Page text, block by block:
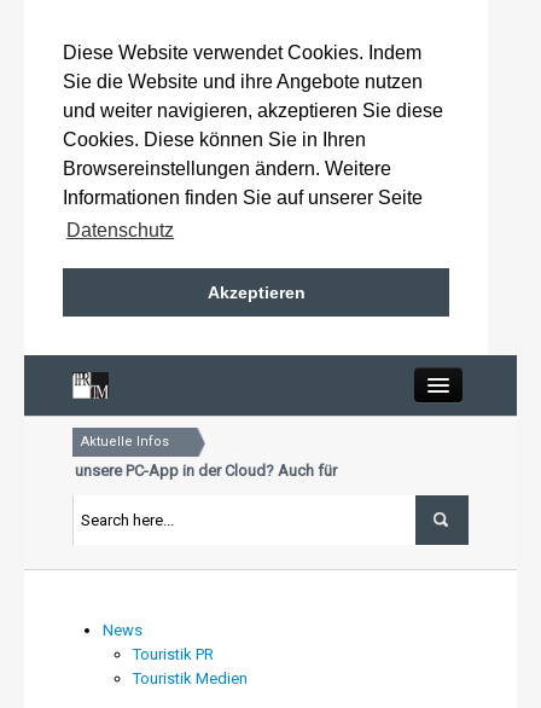
Diese Website verwendet Cookies. Indem
Sie die Website und ihre Angebote nutzen
und weiter navigieren, akzeptieren Sie diese
Cookies. Diese können Sie in Ihren
Browsereinstellungen ändern. Weitere
Informationen finden Sie auf unserer Seite
Datenschutz
Akzeptieren
Home
Aktuelle Infos
schon unsere PC-App in der Cloud? Auch für Mac und Tablet
Aktualisierungstermin für Premiumkunden: 15. Oktober 2026
schon unsere PC-App in der Cloud? Auch für Mac und Tablet
News
Touristik PR
Touristik Medien